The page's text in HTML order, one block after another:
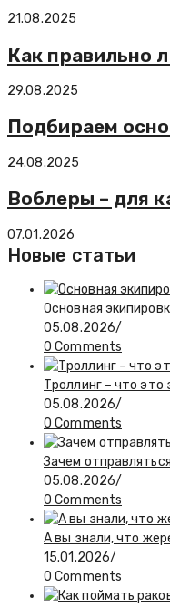
21.08.2025
Как правильно
29.08.2025
Подбираем
24.08.2025
Воблеры – для
07.01.2026
Новые статьи
Основная
05.08.2026/
0 Comments
Троллинг – что
05.08.2026/
0 Comments
Зачем
05.08.2026/
0 Comments
А вы знали, что
15.01.2026/
0 Comments